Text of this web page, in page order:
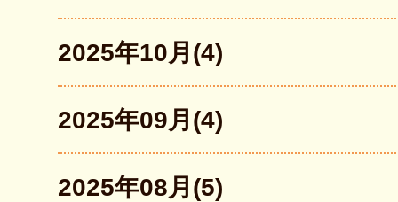
2025年10月(4)
2025年09月(4)
2025年08月(5)